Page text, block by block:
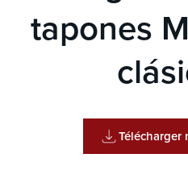
tapones